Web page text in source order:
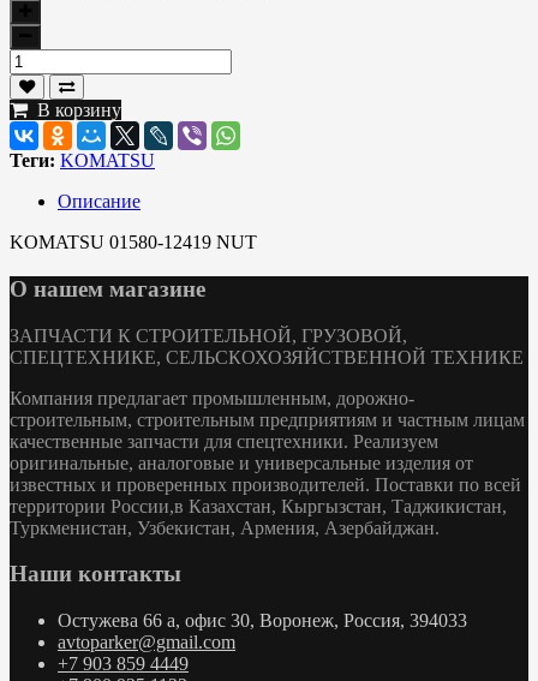
В корзину
Теги: KOMATSU
Описание
KOMATSU 01580-12419 NUT
О нашем магазине
ЗАПЧАСТИ К СТРОИТЕЛЬНОЙ, ГРУЗОВОЙ,
СПЕЦТЕХНИКЕ, СЕЛЬСКОХОЗЯЙСТВЕННОЙ ТЕХНИКЕ
Компания предлагает промышленным, дорожно-
строительным, строительным предприятиям и частным лицам
качественные запчасти для спецтехники. Реализуем
оригинальные, аналоговые и универсальные изделия от
известных и проверенных производителей. Поставки по всей
территории России,в Казахстан, Кыргызстан, Таджикистан,
Туркменистан, Узбекистан, Армения, Азербайджан.
Наши контакты
Остужева 66 а, офис 30, Воронеж, Россия, 394033
avtoparker@gmail.com
+7 903 859 4449